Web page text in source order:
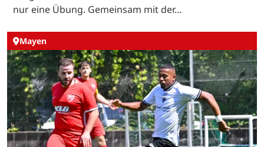
nur eine Übung. Gemeinsam mit der…
Mayen